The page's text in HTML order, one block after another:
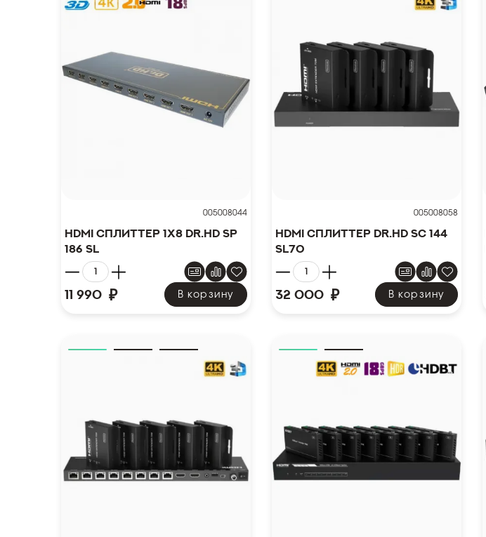
005008044
HDMI сплиттер 1x8 Dr.HD SP
186 SL
11 990 ₽ В корзину
005008058
HDMI сплиттер Dr.HD SC 144
SL70
32 000 ₽ В корзину